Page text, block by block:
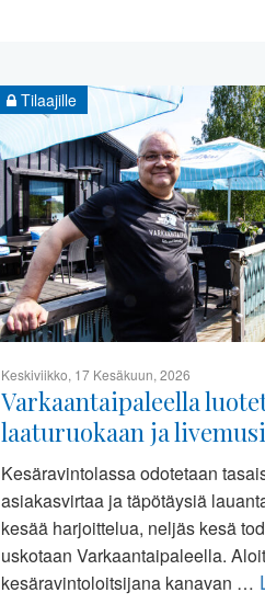
Tilaajille
Keskiviikko, 17 Kesäkuun, 2026
Varkaantaipaleella
laaturuokaan ja
Kesäravintolassa odotetaan
asiakasvirtaa ja täpötäysiä
kesää harjoittelua, neljäs kesä
uskotaan Varkaantaipaleella.
kesäravintoloitsijana kanavan …